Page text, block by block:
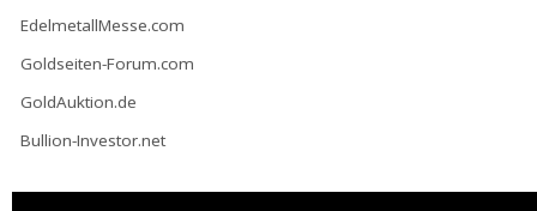
EdelmetallMesse.com
Goldseiten-Forum.com
GoldAuktion.de
Bullion-Investor.net